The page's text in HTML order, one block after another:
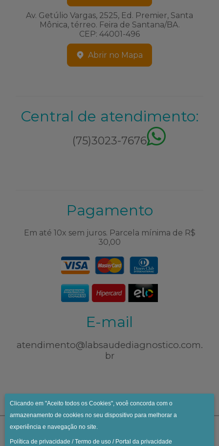
Av. Getúlio Vargas, 2525, Ed. Premier, Santa
Mônica, térreo. Feira de Santana/BA.
CEP: 44001-496
Abrir no Mapa
Central de atendimento:
(75)3023-7676
Pagamento
Em até 10x sem juros. Parcela mínima de R$
30,00
E-mail
atendimento@labsaudediagnostico.com.
br
Clicando em "Aceito todos os Cookies", você concorda com o
armazenamento de cookies no seu dispositivo para melhorar a
experiência e navegação no site.
Política de privacidade /Termo de uso / Portal da privacidade